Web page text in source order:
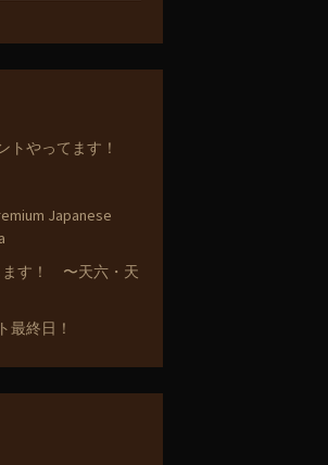
トやってます！
Japanese
ます！ 〜天六・天
最終日！